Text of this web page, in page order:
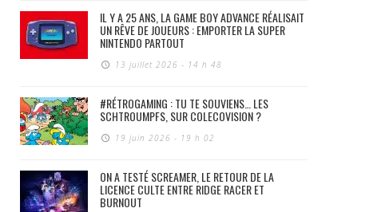
IL Y A 25 ANS, LA GAME BOY ADVANCE RÉALISAIT
UN RÊVE DE JOUEURS : EMPORTER LA SUPER
NINTENDO PARTOUT
13 juillet 2026 - 14 h 48
#RÉTROGAMING : TU TE SOUVIENS… LES
SCHTROUMPFS, SUR COLECOVISION ?
19 juin 2026 - 19 h 02
ON A TESTÉ SCREAMER, LE RETOUR DE LA
LICENCE CULTE ENTRE RIDGE RACER ET
BURNOUT